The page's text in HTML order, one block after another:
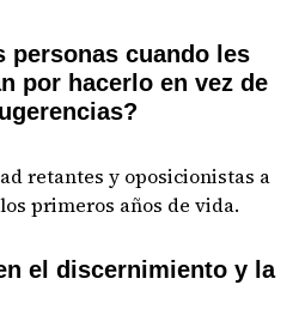
personas cuando les
por hacerlo en vez de
retantes y oposicionistas a
primeros años de vida.
el discernimiento y la